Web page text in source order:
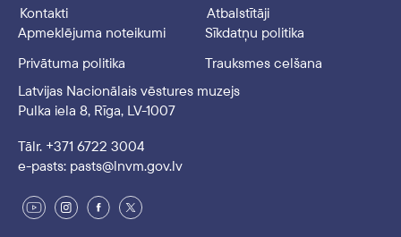
Kontakti
Atbalstītāji
Apmeklējuma noteikumi
Sīkdatņu politika
Privātuma politika
Trauksmes celšana
Latvijas Nacionālais vēstures muzejs
Pulka iela 8, Rīga, LV-1007
Tālr. +371 6722 3004
e-pasts: pasts@lnvm.gov.lv